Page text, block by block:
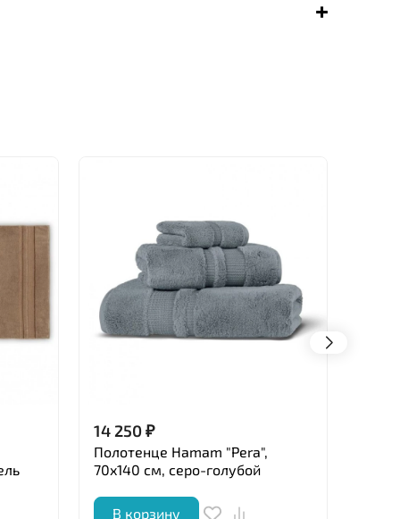
14 250₽
Полотенце Hamam "Pera",
70x140 см, серо-голубой
В корзину